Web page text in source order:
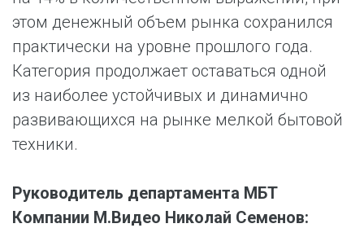
этом денежный объем рынка сохранился
практически на уровне прошлого года.
Категория продолжает оставаться одной
из наиболее устойчивых и динамично
развивающихся на рынке мелкой бытовой
техники.
Руководитель департамента МБТ
Компании М.Видео Николай Семенов: